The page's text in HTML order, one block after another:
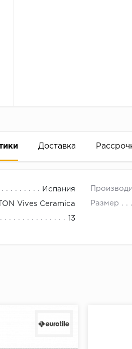
Доставка
Испания
Vives Ceramica Размер
13
прямо в форме заявки
рассрочки от 3 до